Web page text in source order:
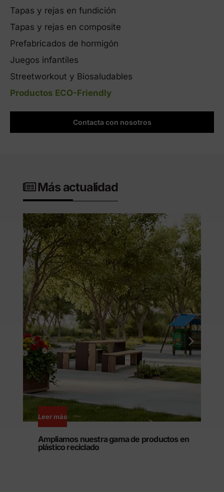
Tapas y rejas en fundición
Tapas y rejas en composite
Prefabricados de hormigón
Juegos infantiles
Streetworkout y Biosaludables
Productos ECO-Friendly
Contacta con nosotros
Más actualidad
Leer más
Ampliamos nuestra gama de productos en
plástico reciclado